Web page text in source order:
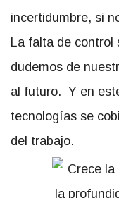
incertidumbre, si
La falta de control
dudemos de
al futuro. Y en
tecnologías se
del trabajo.